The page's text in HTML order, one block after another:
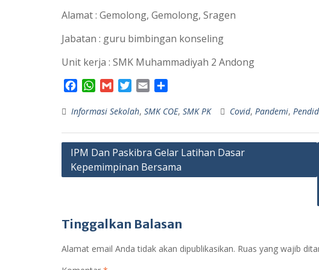
Alamat : Gemolong, Gemolong, Sragen
Jabatan : guru bimbingan konseling
Unit kerja : SMK Muhammadiyah 2 Andong
c
o
o
k
W
a
A
p
p
a
i
e
r
a
a
Informasi Sekolah, SMK COE, SMK PK Covid, Pandemi,
Navigasi
pos
IPM Dan Paskibra Gelar Latihan Dasar
Kepemimpinan Bersama
Tinggalkan Balasan
Alamat email Anda tidak akan dipublikasikan. Ruas yang wajib